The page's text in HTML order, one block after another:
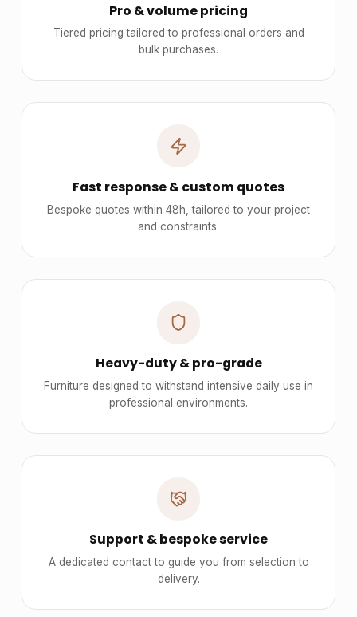
Pro & volume pricing
Tiered pricing tailored to professional orders and
bulk purchases.
Fast response & custom quotes
Bespoke quotes within 48h, tailored to your project
and constraints.
Heavy-duty & pro-grade
Furniture designed to withstand intensive daily use in
professional environments.
Support & bespoke service
A dedicated contact to guide you from selection to
delivery.